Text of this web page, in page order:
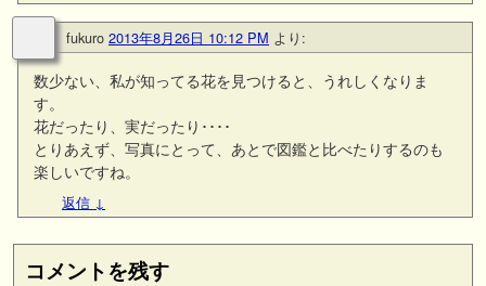
fukuro 2013年8月26日 10:12 PM より:
数少ない、私が知ってる花を見つけると、うれしくなりま
す。
花だったり、実だったり････
とりあえず、写真にとって、あとで図鑑と比べたりするのも
楽しいですね。
返信 ↓
コメントを残す